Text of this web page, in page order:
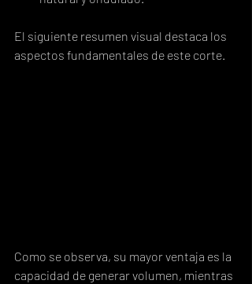
El siguiente resumen visual destaca los
aspectos fundamentales de este corte.
Como se observa, su mayor ventaja es la
capacidad de generar volumen, mientras